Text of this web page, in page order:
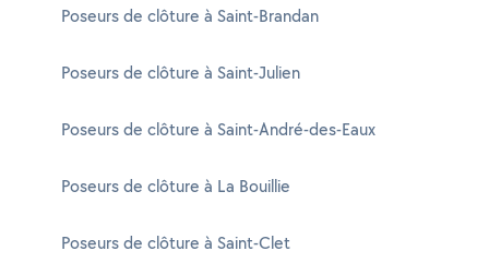
Poseurs de clôture à Saint-Brandan
Poseurs de clôture à Saint-Julien
Poseurs de clôture à Saint-André-des-Eaux
Poseurs de clôture à La Bouillie
Poseurs de clôture à Saint-Clet